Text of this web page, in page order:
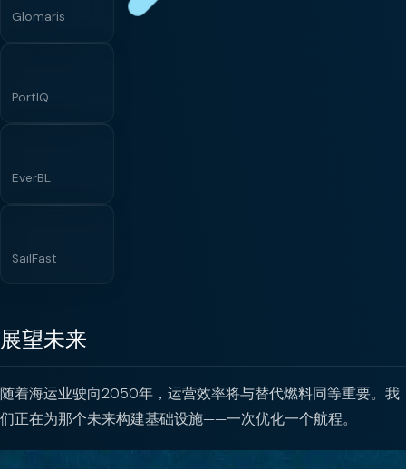
Glomaris
PortIQ
EverBL
SailFast
展望未来
随着海运业驶向2050年，运营效率将与替代燃料同等重要。我
们正在为那个未来构建基础设施——一次优化一个航程。